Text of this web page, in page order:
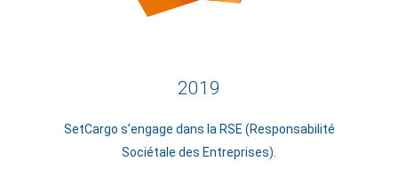
2019
SetCargo s’engage dans la RSE (Responsabilité
Sociétale des Entreprises).